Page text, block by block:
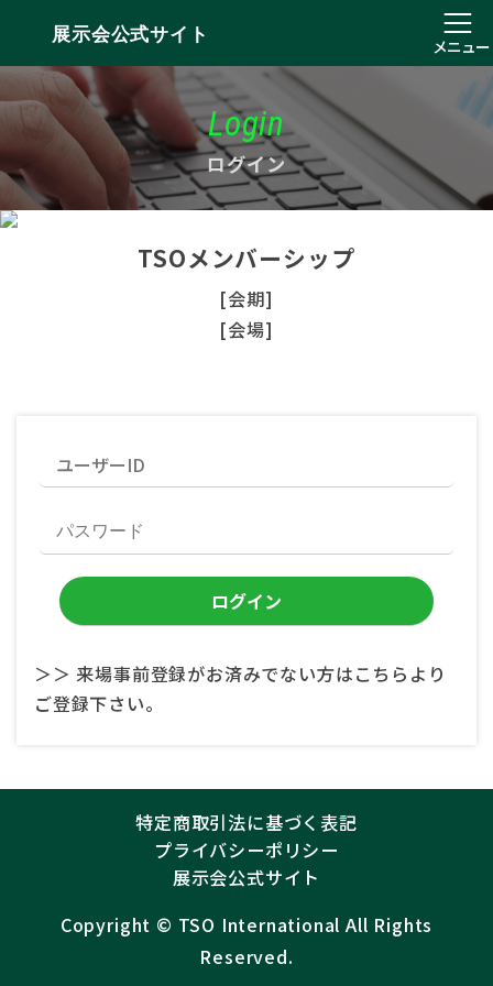
展示会公式サイト
メニュー
Login
ログイン
TSOメンバーシップ
[会期]
[会場]
＞＞ 来場事前登録がお済みでない方はこちらより
ご登録下さい。
特定商取引法に基づく表記
プライバシーポリシー
展示会公式サイト
Copyright ©︎ TSO International All Rights
Reserved.